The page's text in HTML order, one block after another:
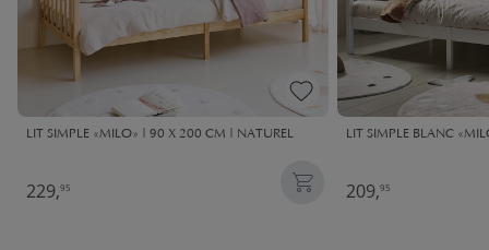
LIT SIMPLE «MILO» | 90 X 200 CM | NATUREL
229,95
LIT SIMPLE BLANC
209,95